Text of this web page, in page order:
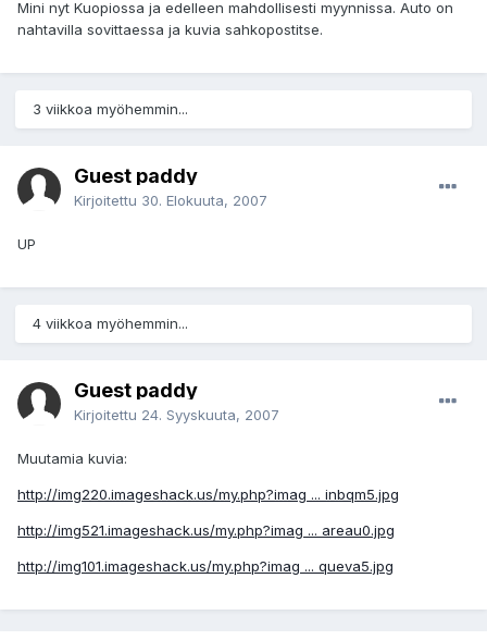
Mini nyt Kuopiossa ja edelleen mahdollisesti myynnissa. Auto on
nahtavilla sovittaessa ja kuvia sahkopostitse.
3 viikkoa myöhemmin...
Guest paddy
Kirjoitettu 30. Elokuuta, 2007
UP
4 viikkoa myöhemmin...
Guest paddy
Kirjoitettu 24. Syyskuuta, 2007
Muutamia kuvia:
http://img220.imageshack.us/my.php?imag ... inbqm5.jpg
http://img521.imageshack.us/my.php?imag ... areau0.jpg
http://img101.imageshack.us/my.php?imag ... queva5.jpg